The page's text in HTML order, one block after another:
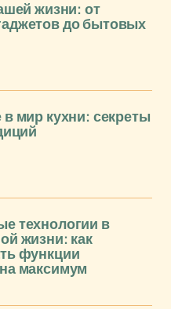
жизни: от
до бытовых
мир кухни: секреты
технологии в
жизни: как
функции
максимум